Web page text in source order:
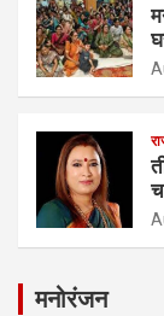
मनोरंजन